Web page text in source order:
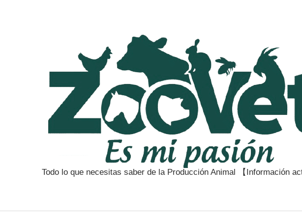
Todo lo que necesitas saber de la Producción Animal 【Información